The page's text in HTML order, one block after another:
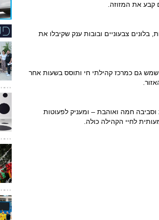
קבע את המזוזה.
בלונים צבעוניים ובובות ענק שקיבלו את
ישמש גם כמרכז קהילתי חי ותוסס בשעות אחר
וסביבה חמה ואוהבת – ומעניק לפעוטות
לחיי הקהילה כולה.